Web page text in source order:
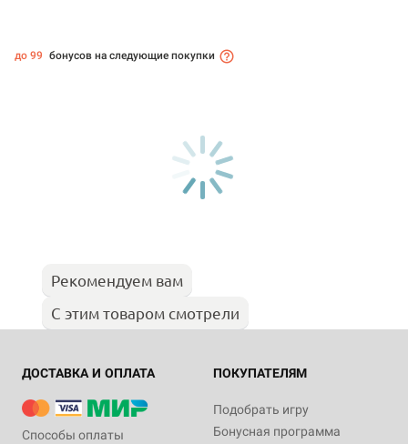
до 99 бонусов на следующие покупки
Рекомендуем вам
С этим товаром смотрели
ДОСТАВКА И ОПЛАТА
Способы оплаты
ПОКУПАТЕЛЯМ
Подобрать игру
Бонусная программа